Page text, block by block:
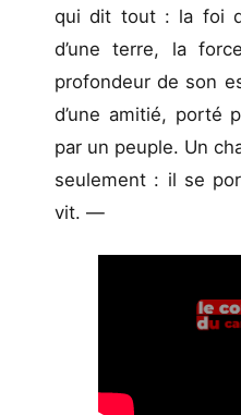
qui dit tout : la foi
d’une terre, la
profondeur de son
d’une amitié, porté
par un peuple. Un
seulement : il se
vit. —